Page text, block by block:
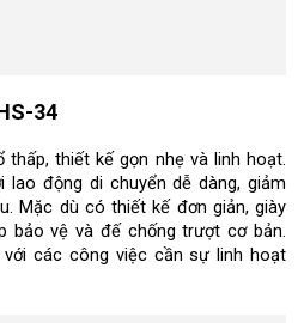
34
thấp, thiết kế gọn nhẹ và linh hoạt.
lao động di chuyển dễ dàng, giảm
Mặc dù có thiết kế đơn giản, giày
các công việc cần sự linh hoạt